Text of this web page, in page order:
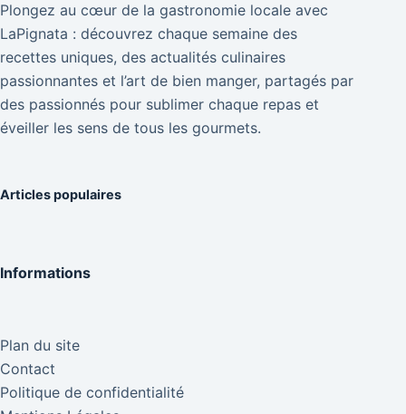
Plongez au cœur de la gastronomie locale avec
LaPignata : découvrez chaque semaine des
recettes uniques, des actualités culinaires
passionnantes et l’art de bien manger, partagés par
des passionnés pour sublimer chaque repas et
éveiller les sens de tous les gourmets.
Articles populaires
Informations
Plan du site
Contact
Politique de confidentialité